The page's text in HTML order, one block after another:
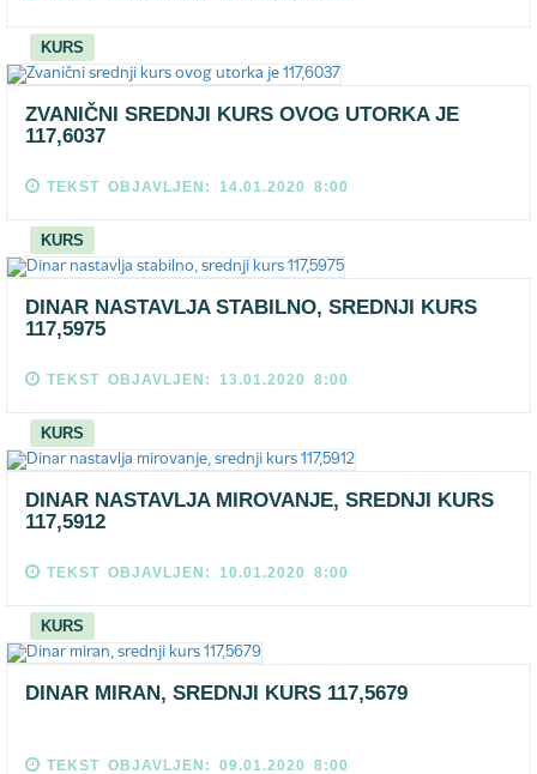
KURS
ZVANIČNI SREDNJI KURS OVOG UTORKA JE
117,6037
TEKST OBJAVLJEN: 14.01.2020 8:00
KURS
DINAR NASTAVLJA STABILNO, SREDNJI KURS
117,5975
TEKST OBJAVLJEN: 13.01.2020 8:00
KURS
DINAR NASTAVLJA MIROVANJE, SREDNJI KURS
117,5912
TEKST OBJAVLJEN: 10.01.2020 8:00
KURS
DINAR MIRAN, SREDNJI KURS 117,5679
TEKST OBJAVLJEN: 09.01.2020 8:00